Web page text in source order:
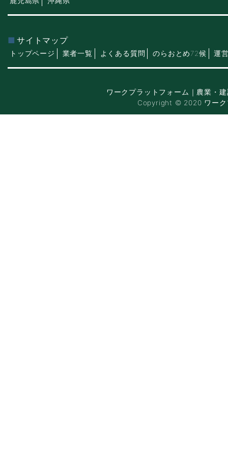
サイトマップ
トップページ 業者一覧 よくある質問 のらおとめ72候 運
ワークプラットフォーム｜農業・
Copyright © 2020 ワーク